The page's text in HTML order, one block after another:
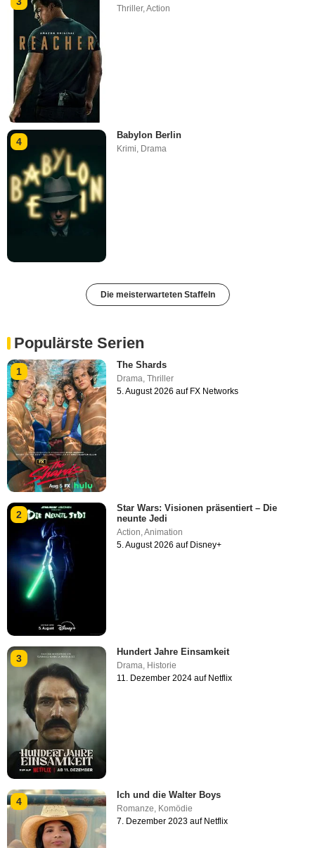
Thriller,Action
4
Babylon Berlin
Krimi Drama
Die meisterwarteten Staffeln
Populärste Serien
1
The Shards
Drama,Thriller
5. August 2026 auf FX Networks
2
Star Wars: Visionen präsentiert – Die
neunte Jedi
Action,Animation
5. August 2026 auf Disney+
3
Hundert Jahre Einsamkeit
Drama Historie
11. Dezember 2024 auf Netflix
4
Ich und die Walter Boys
Romanze, Komödie
7. Dezember 2023 auf Netflix